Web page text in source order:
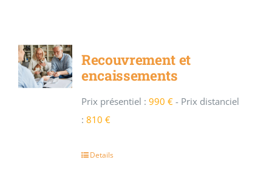
Recouvrement et
encaissements
Prix présentiel : 990 € - Prix distanciel
: 810 €
Details